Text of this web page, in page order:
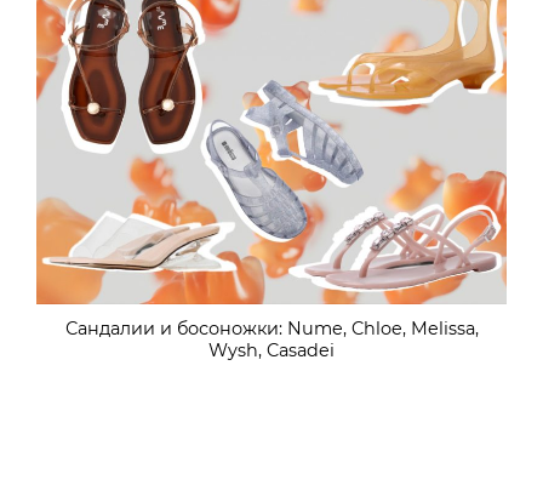
Сандалии и босоножки: Nume, Chloe, Melissa,
Wysh, Casadei